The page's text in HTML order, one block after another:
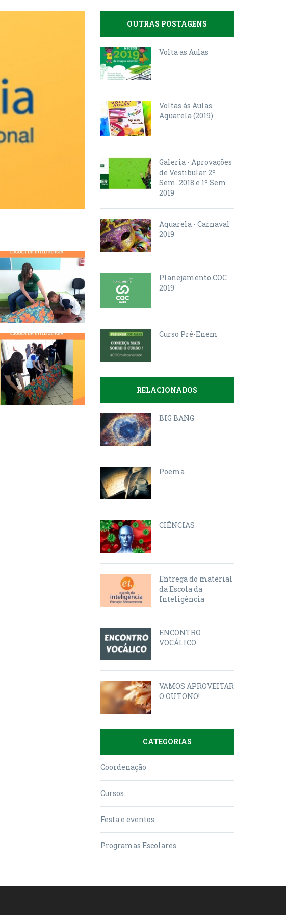
OUTRAS POSTAGENS
Volta as Aulas
Voltas às Aulas
Aquarela (2019)
Galeria - Aprovações
de Vestibular 2º
Sem. 2018 e 1º Sem.
2019
Aquarela - Carnaval
2019
Planejamento COC
2019
Curso Pré-Enem
RELACIONADOS
BIG BANG
Poema
CIÊNCIAS
Entrega do material
da Escola da
Inteligência
ENCONTRO
VOCÁLICO
VAMOS APROVEITAR
O OUTONO!
CATEGORIAS
Coordenação
Cursos
Festa e eventos
Programas Escolares